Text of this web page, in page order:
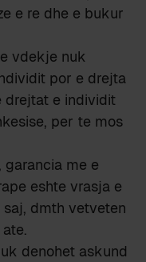
e re dhe e bukur
vdekje nuk
por e drejta
drejtat e individit
per te mos
garancia me e
eshte vrasja e
dmth vetveten
denohet askund